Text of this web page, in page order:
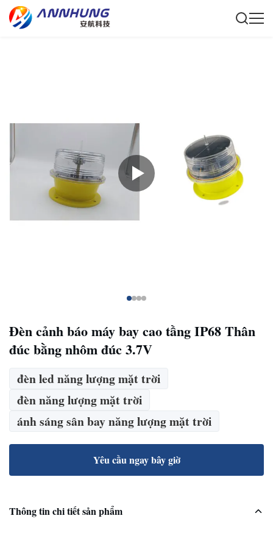
Đèn cảnh báo máy bay cao tầng IP68 Thân
đúc bằng nhôm đúc 3.7V
đèn led năng lượng mặt trời
đèn năng lượng mặt trời
ánh sáng sân bay năng lượng mặt trời
Yêu cầu ngay bây giờ
Thông tin chi tiết sản phẩm